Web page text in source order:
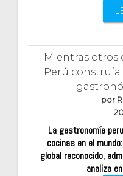
Mientras otros
Perú
por
La gastronomía
cocinas en el
global reconocido,
analiza